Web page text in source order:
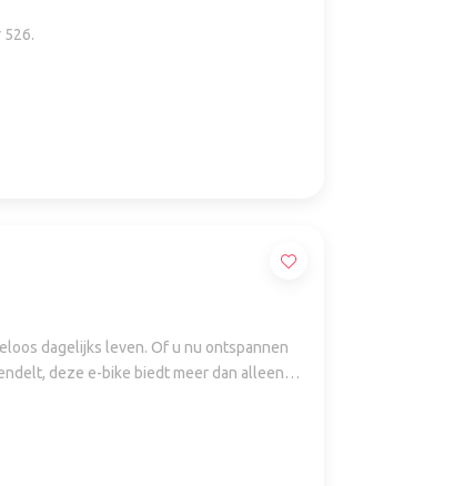
526.
dagelijks leven. Of u nu ontspannen
deze e-bike biedt meer dan alleen